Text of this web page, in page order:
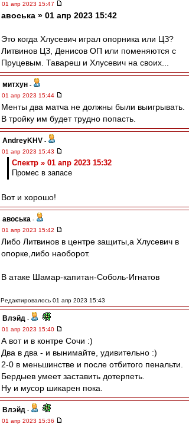
01 апр 2023 15:47
авоська » 01 апр 2023 15:42
Это когда Хлусевич играл опорника или ЦЗ?
Литвинов ЦЗ, Денисов ОП или поменяются с
Пруцевым. Тавареш и Хлусевич на своих...
митхун -
01 апр 2023 15:44
Менты два матча не должны были выигрывать.
В тройку им будет трудно попасть.
AndreyKHV -
01 апр 2023 15:43
Спектр » 01 апр 2023 15:32
Промес в запасе
Вот и хорошо!
авоська -
01 апр 2023 15:42
Либо Литвинов в центре защиты,а Хлусевич в
опорке,либо наоборот.
В атаке Шамар-капитан-Соболь-Игнатов
Редактировалось 01 апр 2023 15:43
Влэйд -
01 апр 2023 15:40
А вот и в контре Сочи :)
Два в два - и вынимайте, удивительно :)
2-0 в меньшинстве и после отбитого пенальти.
Бердыев умеет заставить дотерпеть.
Ну и мусор шикарен пока.
Влэйд -
01 апр 2023 15:36